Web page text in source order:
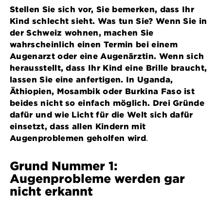
Stellen Sie sich vor, Sie bemerken, dass Ihr
Kind schlecht sieht. Was tun Sie? Wenn Sie in
der Schweiz wohnen, machen Sie
wahrscheinlich einen Termin bei einem
Augenarzt oder eine Augenärztin. Wenn sich
herausstellt, dass Ihr Kind eine Brille braucht,
lassen Sie eine anfertigen. In Uganda,
Äthiopien, Mosambik oder Burkina Faso ist
beides nicht so einfach möglich. Drei Gründe
dafür und wie Licht für die Welt sich dafür
einsetzt, dass allen Kindern mit
Augenproblemen geholfen wird.
Grund Nummer 1:
Augenprobleme werden gar
nicht erkannt